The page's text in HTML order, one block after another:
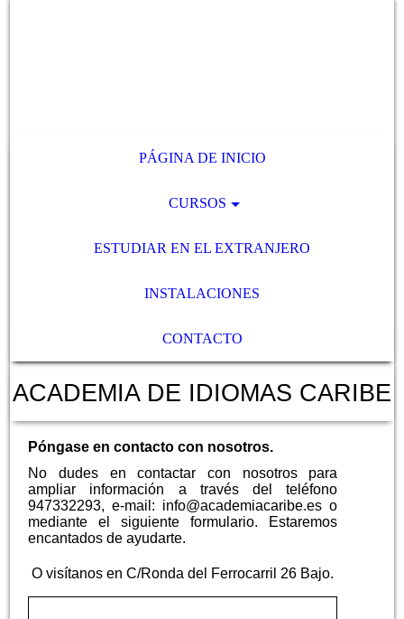
PÁGINA DE INICIO
CURSOS
ESTUDIAR EN EL EXTRANJERO
INSTALACIONES
CONTACTO
ACADEMIA DE IDIOMAS CARIBE
Póngase en contacto con nosotros.
No dudes en contactar con nosotros para
ampliar información a través del teléfono
947332293, e-mail: info@academiacaribe.es o
mediante el siguiente formulario. Estaremos
encantados de ayudarte.
O visítanos en C/Ronda del Ferrocarril 26 Bajo.